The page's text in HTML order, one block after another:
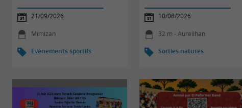
21/09/2026
Mimizan
Evènements sportifs
10/08/2026
32 m - Aureilhan
Sorties natures